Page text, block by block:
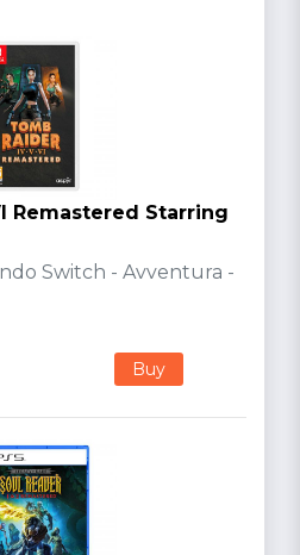
Remastered Starring
Switch - Avventura -
Buy